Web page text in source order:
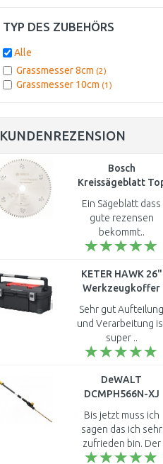
TYP DES ZUBEHÖRS
Alle
Grassmesser 8cm (2)
Grassmesser 10cm (1)
KUNDENREZENSION
Bosch
Kreissägeblatt
Precision Best for
Multi Material, 254
x 30 x 2,3 mm, 80
Ein Sägeblatt dass
gute rezensen
bekommt..
KETER HAWK 26"
Werkzeugkoffer
mit organizer
66x29x27 cm,
schwarz/rot
17181010
Sehr gut Aufteilung
und Verarbeitung
super ..
DeWALT
DCMPH566N-XJ
Stabheckenschere
(55cm/18V/Ohne
Akku)
Bis jetzt muss ich
sagen das ich sehr
zufrieden bin. Der
Kopf scheint wohl